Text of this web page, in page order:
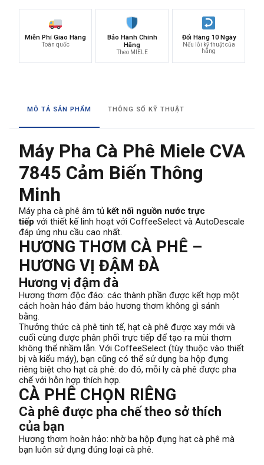
Miễn Phí Giao Hàng
Toàn quốc
Bảo Hành Chính
Hãng
Theo MIELE
Đổi Hàng 10 Ngày
Nếu lỗi kỹ thuật của
hãng
MÔ TẢ SẢN PHẨM THÔNG SỐ KỸ THUẬT
Máy Pha Cà Phê Miele CVA
7845 Cảm Biến Thông
Minh
Máy pha cà phê âm tủ kết nối nguồn nước trực
tiếp với thiết kế linh hoạt với CoffeeSelect và AutoDescale
đáp ứng nhu cầu cao nhất.
HƯƠNG THƠM CÀ PHÊ –
HƯƠNG VỊ ĐẬM ĐÀ
Hương vị đậm đà
Hương thơm độc đáo: các thành phần được kết hợp một
cách hoàn hảo đảm bảo hương thơm không gì sánh
bằng.
Thưởng thức cà phê tinh tế, hạt cà phê được xay mới và
cuối cùng được phân phối trực tiếp để tạo ra mùi thơm
không thể nhầm lẫn. Với CoffeeSelect (tùy thuộc vào thiết
bị và kiểu máy), bạn cũng có thể sử dụng ba hộp đựng
riêng biệt cho hạt cà phê: do đó, mỗi ly cà phê được pha
chế với hỗn hợp thích hợp.
CÀ PHÊ CHỌN RIÊNG
Cà phê được pha chế theo sở thích
của bạn
Hương thơm hoàn hảo: nhờ ba hộp đựng hạt cà phê mà
bạn luôn sử dụng đúng loại cà phê.